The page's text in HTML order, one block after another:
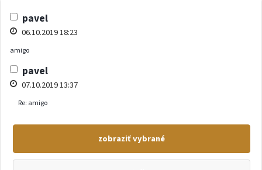
amigo
pavel
06.10.2019 18:23
Re: amigo
pavel
07.10.2019 13:37